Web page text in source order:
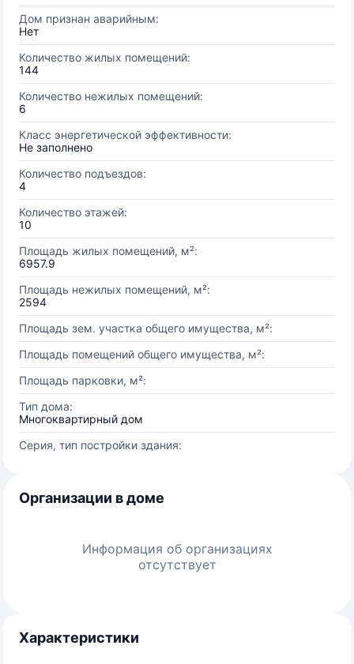
Дом признан аварийным:
Нет
Количество жилых помещений:
144
Количество нежилых помещений:
6
Класс энергетической эффективности:
Не заполнено
Количество подъездов:
4
Количество этажей:
10
Площадь жилых помещений, м²:
6957.9
Площадь нежилых помещений, м²:
2594
Площадь зем. участка общего имущества, м²:
Площадь помещений общего имущества, м²:
Площадь парковки, м²:
Тип дома:
Многоквартирный дом
Серия, тип постройки здания:
Организации в доме
Информация об организациях
отсутствует
Характеристики